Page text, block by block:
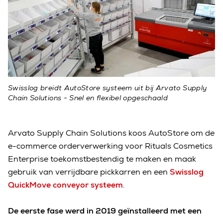
Swisslog breidt AutoStore systeem uit bij Arvato Supply
Chain Solutions - Snel en flexibel opgeschaald
Arvato Supply Chain Solutions koos AutoStore om de
e-commerce orderverwerking voor Rituals Cosmetics
Enterprise toekomstbestendig te maken en maak
gebruik van verrijdbare pickkarren en een Swisslog
QuickMove conveyor systeem.
De eerste fase werd in 2019 geïnstalleerd met een